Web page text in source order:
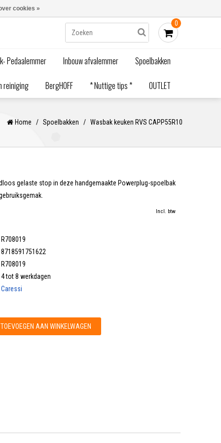
0
Pedaalemmer Inbouw afvalemmer Spoelbakken
reiniging BergHOFF * Nuttige tips * OUTLET
Home / Spoelbakken / Wasbak keuken RVS CAPP55R10
gelaste stop in deze handgemaakte Powerplug-spoelbak
Incl. btw
R708019
8718591751622
R708019
4 tot 8 werkdagen
Caressi
AAN WINKELWAGEN
cookies »